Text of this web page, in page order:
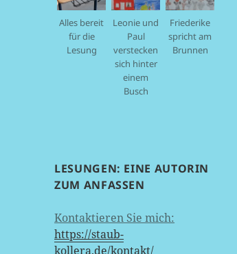
Alles bereit
für die
Lesung
Leonie und
Paul
verstecken
sich hinter
einem
Busch
Friederike
spricht am
Brunnen
LESUNGEN: EINE AUTORIN
ZUM ANFASSEN
Kontaktieren Sie mich:
https://staub-
kollera.de/kontakt/